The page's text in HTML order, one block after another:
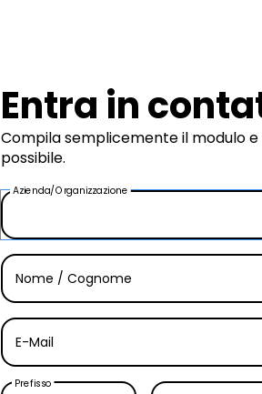
Entra in
Compila semplicemente il modulo
possibile.
Azienda/Organizzazione
Nome / Cognome
E-Mail
Prefisso